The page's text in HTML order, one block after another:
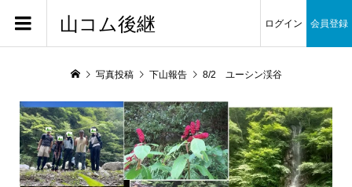
山コム後継 ログイン 会員登録
写真投稿 下山報告 8/2 ユーシン渓谷